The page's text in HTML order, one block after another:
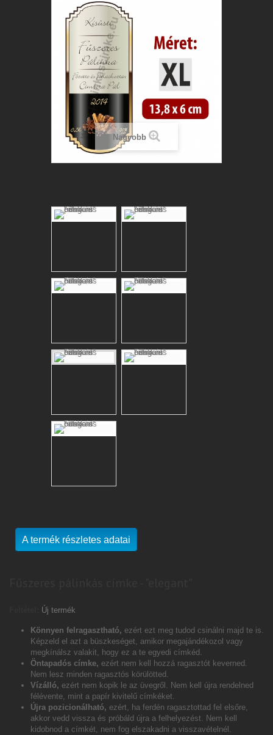
Nagyobb
A termék részletes adatai
Új termék
Könnyen felragasztható, ezért ezt meg tudod csinálni majd te is.
Képzeld el azt a büszkeséget, amikor megajándékozol vagy
megkínálsz valakit, hogy ez a te egyedi címkéd.
Öntapadós címke, ezért nem kell hozzá ragasztót keverned.
Nem lesz minden ragasztós körülötted.
Vízálló, ezért nem kopik le az üvegről. Nem kell újra rendelned
félévente, mint a papír kivitelű címkéket.
Újra pozicionálható, ezért, ha ferdén ragasztottad fel elsőre,
akkor vedd vissza és próbáld újra a felhelyezést. Nem kell
kidobnod a címkét, nem fog elszakadni a visszavételnél.